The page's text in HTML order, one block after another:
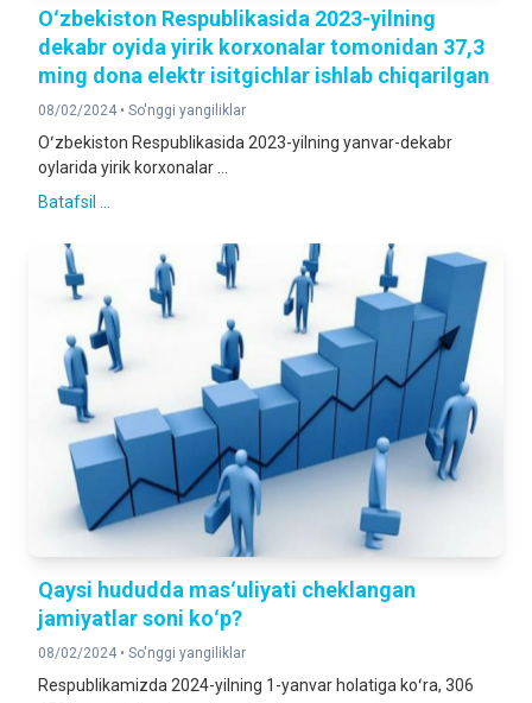
Oʻzbekiston Respublikasida 2023-yilning
dekabr oyida yirik korxonalar tomonidan 37,3
ming dona elektr isitgichlar ishlab chiqarilgan
08/02/2024 • So'nggi yangiliklar
Oʻzbekiston Respublikasida 2023-yilning yanvar-dekabr
oylarida yirik korxonalar ...
Batafsil ...
Qaysi hududda masʻuliyati cheklangan
jamiyatlar soni koʻp?
08/02/2024 • So'nggi yangiliklar
Respublikamizda 2024-yilning 1-yanvar holatiga koʻra, 306